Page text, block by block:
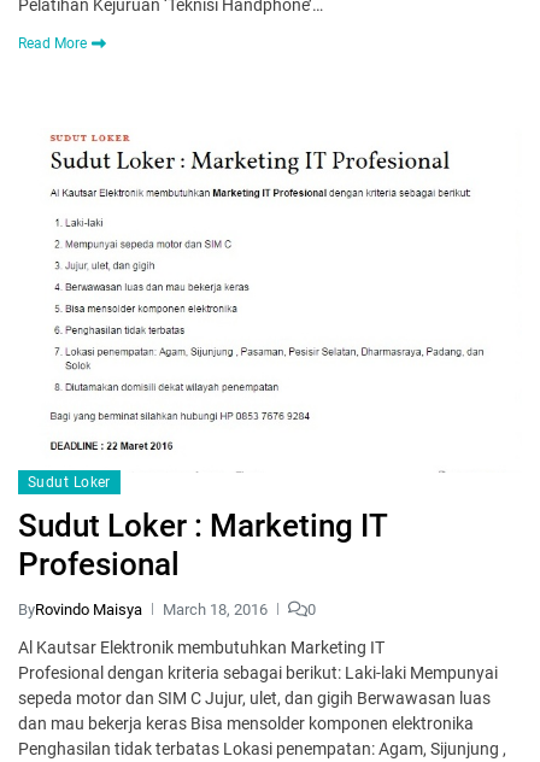
Pelatihan Kejuruan ‘Teknisi Handphone’…
Read More
Sudut Loker
Sudut Loker : Marketing IT
Profesional
ByRovindo Maisya March 18, 2016 0
Al Kautsar Elektronik membutuhkan Marketing IT
Profesional dengan kriteria sebagai berikut: Laki-laki Mempunyai
sepeda motor dan SIM C Jujur, ulet, dan gigih Berwawasan luas
dan mau bekerja keras Bisa mensolder komponen elektronika
Penghasilan tidak terbatas Lokasi penempatan: Agam, Sijunjung ,